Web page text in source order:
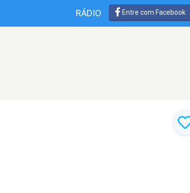
RÁDIO Entre com Facebook